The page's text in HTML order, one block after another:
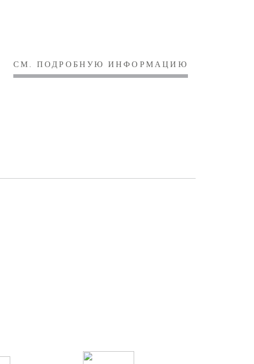
СМ. ПОДРОБНУЮ ИНФОРМАЦИЮ